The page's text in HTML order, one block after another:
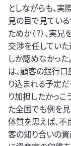
としながらも、
見の目で見てい
ためか（？）、実
交渉を任してい
しか認めなかった
は、顧客の銀行口
り込まれる予定
り加担したかっこ
た全国でも例を
体質を思えば、
客の知り合いの